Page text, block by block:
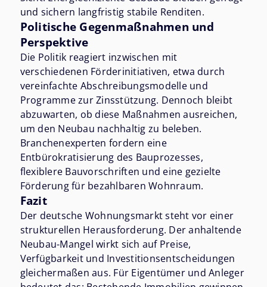
und sichern langfristig stabile Renditen.
Politische Gegenmaßnahmen und
Perspektive
Die Politik reagiert inzwischen mit
verschiedenen Förderinitiativen, etwa durch
vereinfachte Abschreibungsmodelle und
Programme zur Zinsstützung. Dennoch bleibt
abzuwarten, ob diese Maßnahmen ausreichen,
um den Neubau nachhaltig zu beleben.
Branchenexperten fordern eine
Entbürokratisierung des Bauprozesses,
flexiblere Bauvorschriften und eine gezielte
Förderung für bezahlbaren Wohnraum.
Fazit
Der deutsche Wohnungsmarkt steht vor einer
strukturellen Herausforderung. Der anhaltende
Neubau-Mangel wirkt sich auf Preise,
Verfügbarkeit und Investitionsentscheidungen
gleichermaßen aus. Für Eigentümer und Anleger